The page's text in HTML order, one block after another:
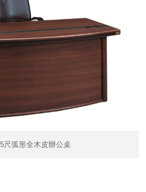
5尺弧形全木皮辦公桌